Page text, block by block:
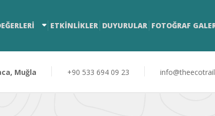
ETKİNLİKLER DUYURULAR FOTOĞRAF
Muğla +90 533 694 09 23